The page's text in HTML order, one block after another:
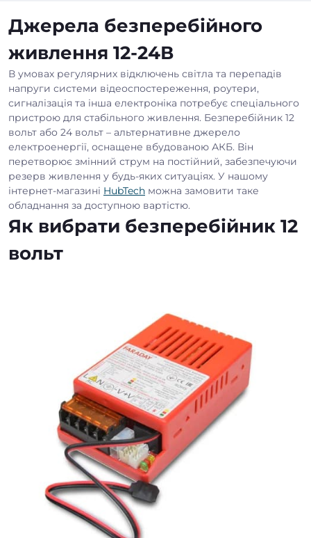
Джерела безперебійного
живлення 12-24В
В умовах регулярних відключень світла та перепадів
напруги системи відеоспостереження, роутери,
сигналізація та інша електроніка потребує спеціального
пристрою для стабільного живлення. Безперебійник 12
вольт або 24 вольт – альтернативне джерело
електроенергії, оснащене вбудованою АКБ. Він
перетворює змінний струм на постійний, забезпечуючи
резерв живлення у будь-яких ситуаціях. У нашому
інтернет-магазині HubTech можна замовити таке
обладнання за доступною вартістю.
Як вибрати безперебійник 12
вольт